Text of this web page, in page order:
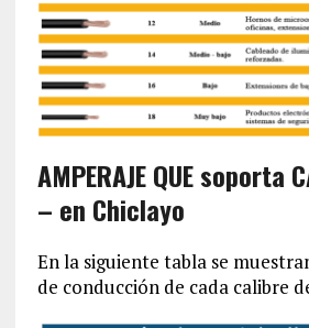
AMPERAJE QUE soporta
– en Chiclayo
En la siguiente tabla se
de conducción de cada calibre